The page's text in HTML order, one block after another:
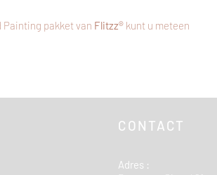
pakket van Flitzz® kunt u meteen
CONTACT
Adres :